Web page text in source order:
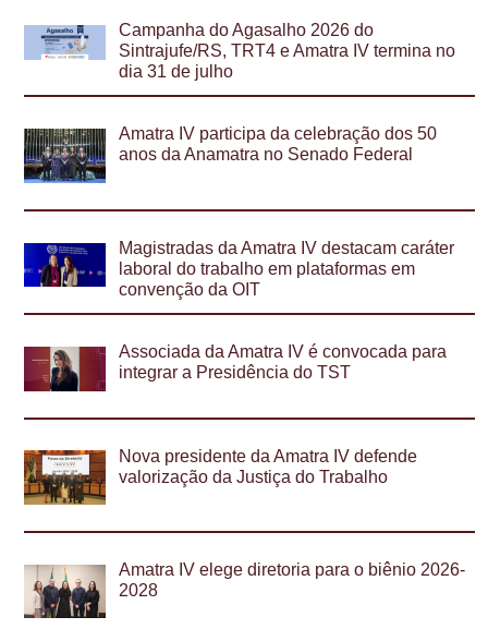
Campanha do Agasalho 2026 do
Sintrajufe/RS, TRT4 e Amatra IV termina no
dia 31 de julho
Amatra IV participa da celebração dos 50
anos da Anamatra no Senado Federal
Magistradas da Amatra IV destacam caráter
laboral do trabalho em plataformas em
convenção da OIT
Associada da Amatra IV é convocada para
integrar a Presidência do TST
Nova presidente da Amatra IV defende
valorização da Justiça do Trabalho
Amatra IV elege diretoria para o biênio 2026-
2028